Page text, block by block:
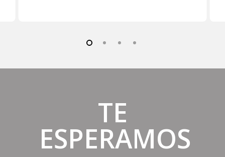
TE
ESPERAMOS